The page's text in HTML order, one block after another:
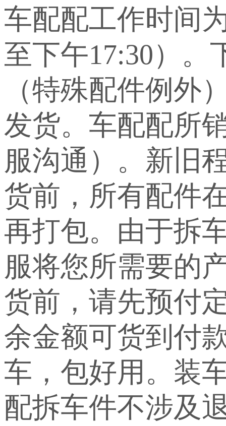
车配配工作时间
至下午17:30）。
（特殊配件例外
发货。车配配所
服沟通）。新旧
货前，所有配件
再打包。由于拆
服将您所需要的
货前，请先预付
余金额可货到付
车，包好用。装
配拆车件不涉及